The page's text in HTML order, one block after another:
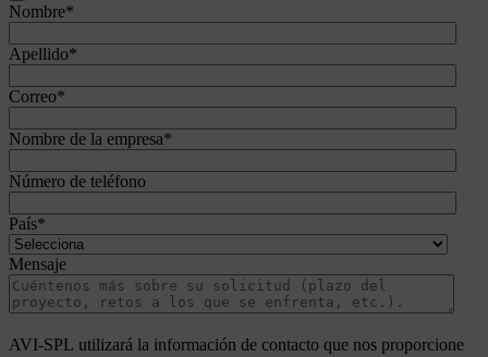
Nombre*
Apellido*
Correo*
Nombre de la empresa*
Número de teléfono
País*
Mensaje
AVI-SPL utilizará la información de contacto que nos proporcione